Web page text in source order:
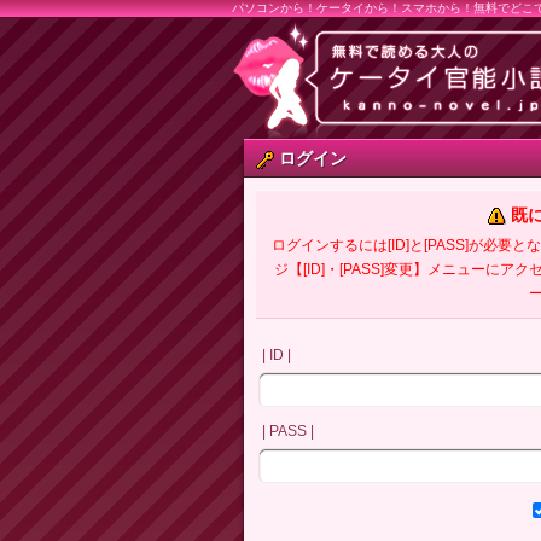
パソコンから！ケータイから！スマホから！無料でどこ
ログイン
既
ログインするには[ID]と[PASS]が必要と
ジ【[ID]・[PASS]変更】メニューにアク
| ID |
| PASS |